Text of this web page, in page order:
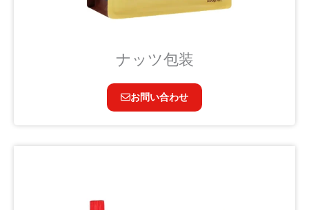
ナッツ包装
お問い合わせ